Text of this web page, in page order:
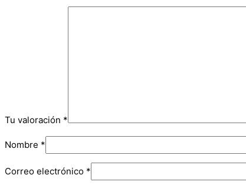
Tu valoración *
Nombre *
Correo electrónico *